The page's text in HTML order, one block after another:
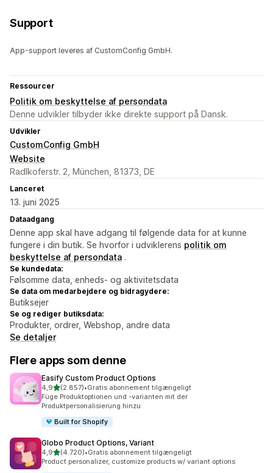
Support
App-support leveres af CustomConfig GmbH.
Ressourcer
Politik om beskyttelse af persondata
Denne udvikler tilbyder ikke direkte support på Dansk.
Udvikler
CustomConfig GmbH
Website
Radlkoferstr. 2, München, 81373, DE
Lanceret
13. juni 2025
Dataadgang
Denne app skal have adgang til følgende data for at kunne
fungere i din butik. Se hvorfor i udviklerens politik om
beskyttelse af persondata .
Se kundedata:
Følsomme data, enheds- og aktivitetsdata
Se data om medarbejdere og bidragydere:
Butiksejer
Se og rediger butiksdata:
Produkter, ordrer, Webshop, andre data
Se detaljer
Flere apps som denne
Easify Custom Product Options
4,9ud af 5 stjerner
(2.857)
2857 anmeldelser i alt
•Gratis abonnement tilgængeligt
Füge Produktoptionen und -varianten mit der
Produktpersonalisierung hinzu
Built for Shopify
Globo Product Options, Variant
4,9ud af 5 stjerner
(4.720)
4720 anmeldelser i alt
•Gratis abonnement tilgængeligt
Product personalizer, customize products w/ variant options